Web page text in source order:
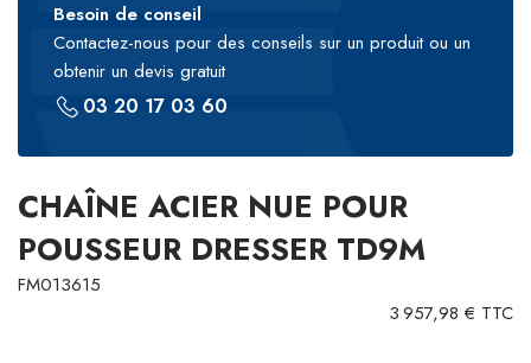
Besoin de conseil
Contactez-nous pour des conseils sur un produit ou un
obtenir un devis gratuit
03 20 17 03 60
CHAÎNE ACIER NUE POUR
POUSSEUR DRESSER TD9M
FM013615
3 957,98 € TTC